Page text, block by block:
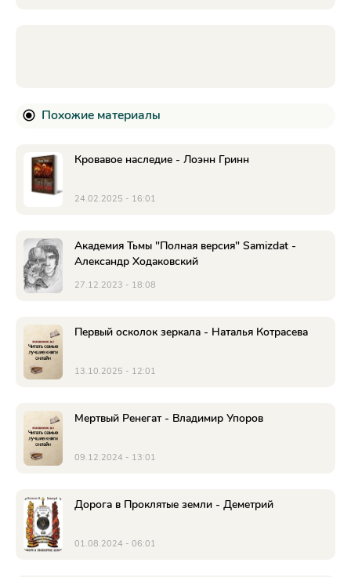
Похожие материалы
Кровавое наследие - Лоэнн Гринн
24.02.2025 - 16:01
Академия Тьмы "Полная версия" Samizdat -
Александр Ходаковский
27.12.2023 - 18:08
Первый осколок зеркала - Наталья Котрасева
13.10.2025 - 12:01
Мертвый Ренегат - Владимир Упоров
09.12.2024 - 13:01
Дорога в Проклятые земли - Деметрий
01.08.2024 - 06:01